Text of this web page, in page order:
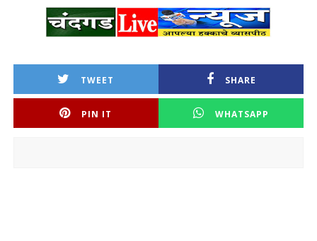
TWEET SHARE
PIN IT WHATSAPP